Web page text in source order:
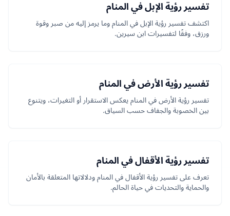
تفسير رؤية الإبل في المنام
اكتشف تفسير رؤية الإبل في المنام وما يرمز إليه من صبر وقوة
ورزق، وفقًا لتفسيرات ابن سيرين.
تفسير رؤية الأرض في المنام
تفسير رؤية الأرض في المنام يعكس الاستقرار أو التغيرات، ويتنوع
بين الخصوبة والجفاف حسب السياق.
تفسير رؤية الأقفال في المنام
تعرف على تفسير رؤية الأقفال في المنام ودلالاتها المتعلقة بالأمان
والحماية والتحديات في حياة الحالم.